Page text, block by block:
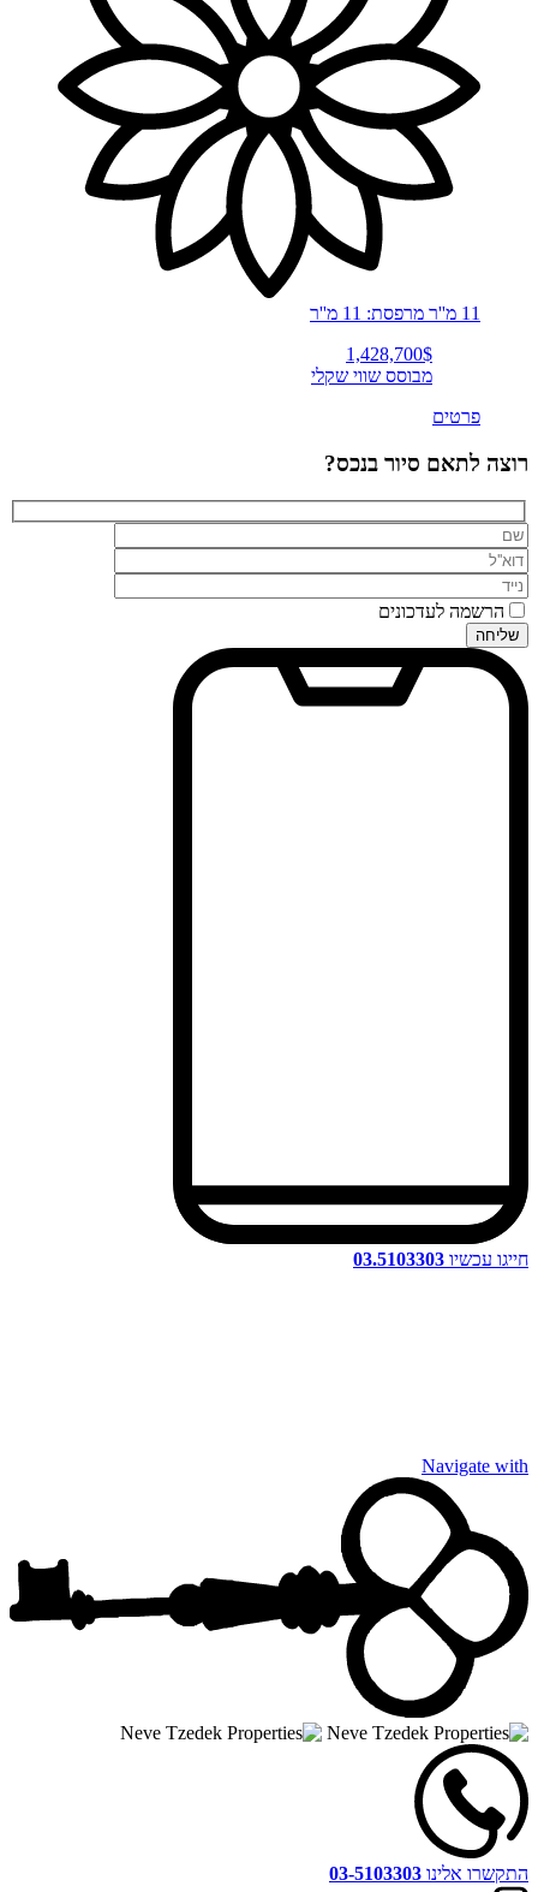
11 מ''ר
מרפסת: 11 מ''ר
1,428,700$
מבוסס שווי שקלי
פרטים
רוצה לתאם סיור בנכס?
הרשמה לעדכונים
שליחה
חייגו עכשיו 03.5103303
Navigate with
התקשרו אלינו 03-5103303